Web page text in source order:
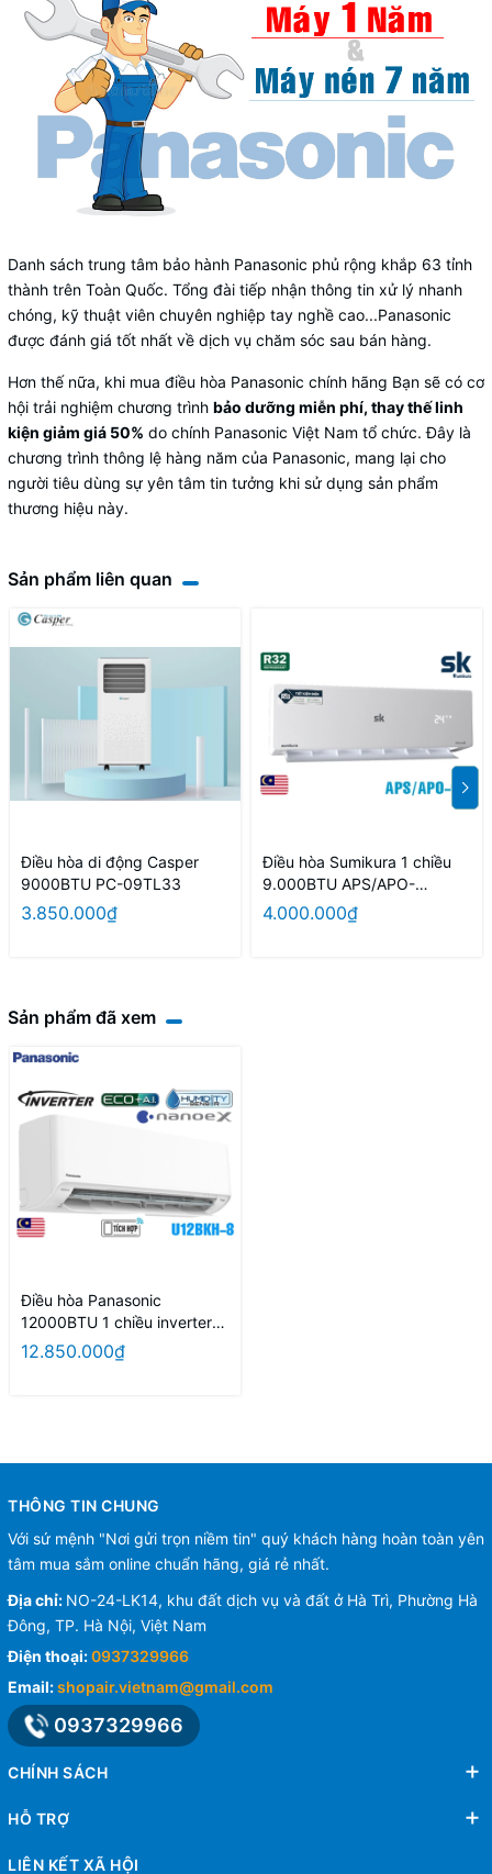
Danh sách trung tâm bảo hành Panasonic phủ rộng khắp 63 tỉnh
thành trên Toàn Quốc. Tổng đài tiếp nhận thông tin xử lý nhanh
chóng, kỹ thuật viên chuyên nghiệp tay nghề cao...Panasonic
được đánh giá tốt nhất về dịch vụ chăm sóc sau bán hàng.
Hơn thế nữa, khi mua điều hòa Panasonic chính hãng Bạn sẽ có cơ
hội trải nghiệm chương trình bảo dưỡng miễn phí, thay thế linh
kiện giảm giá 50% do chính Panasonic Việt Nam tổ chức. Đây là
chương trình thông lệ hàng năm của Panasonic, mang lại cho
người tiêu dùng sự yên tâm tin tưởng khi sử dụng sản phẩm
thương hiệu này.
Sản phẩm liên quan
Điều hòa di động Casper
9000BTU PC-09TL33
3.850.000₫
Điều hòa Sumikura 1 chiều
9.000BTU APS/APO-
092/Morandi
4.000.000₫
Sản phẩm đã xem
Điều hòa Panasonic
12000BTU 1 chiều inverter
U12BKH-8
12.850.000₫
THÔNG TIN CHUNG
Với sứ mệnh "Nơi gửi trọn niềm tin" quý khách hàng hoàn toàn yên
tâm mua sắm online chuẩn hãng, giá rẻ nhất.
Địa chỉ: NO-24-LK14, khu đất dịch vụ và đất ở Hà Trì, Phường Hà
Đông, TP. Hà Nội, Việt Nam
Điện thoại:0937329966
Email:shopair.vietnam@gmail.com
0937329966
CHÍNH SÁCH
HỖ TRỢ
LIÊN KẾT XÃ HỘI